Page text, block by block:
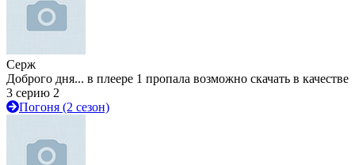
Серж
Доброго дня... в плеере 1 пропала возможно скачать в качестве
3 серию 2
Погоня (2 сезон)